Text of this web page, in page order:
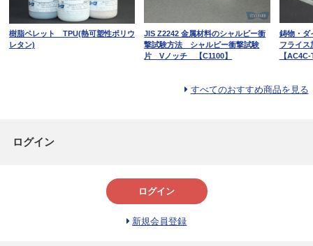
樹脂ペレット TPU(熱可塑性ポリウ
レタン)
JIS Z2242 金属材料のシャルピー衝
撃試験方法 シャルピー衝撃試験
片 Vノッチ 【C1100】
鋳物・
フライ
【
すべてのおすすめ商品を見る
ログイン
ログイン
新規会員登録